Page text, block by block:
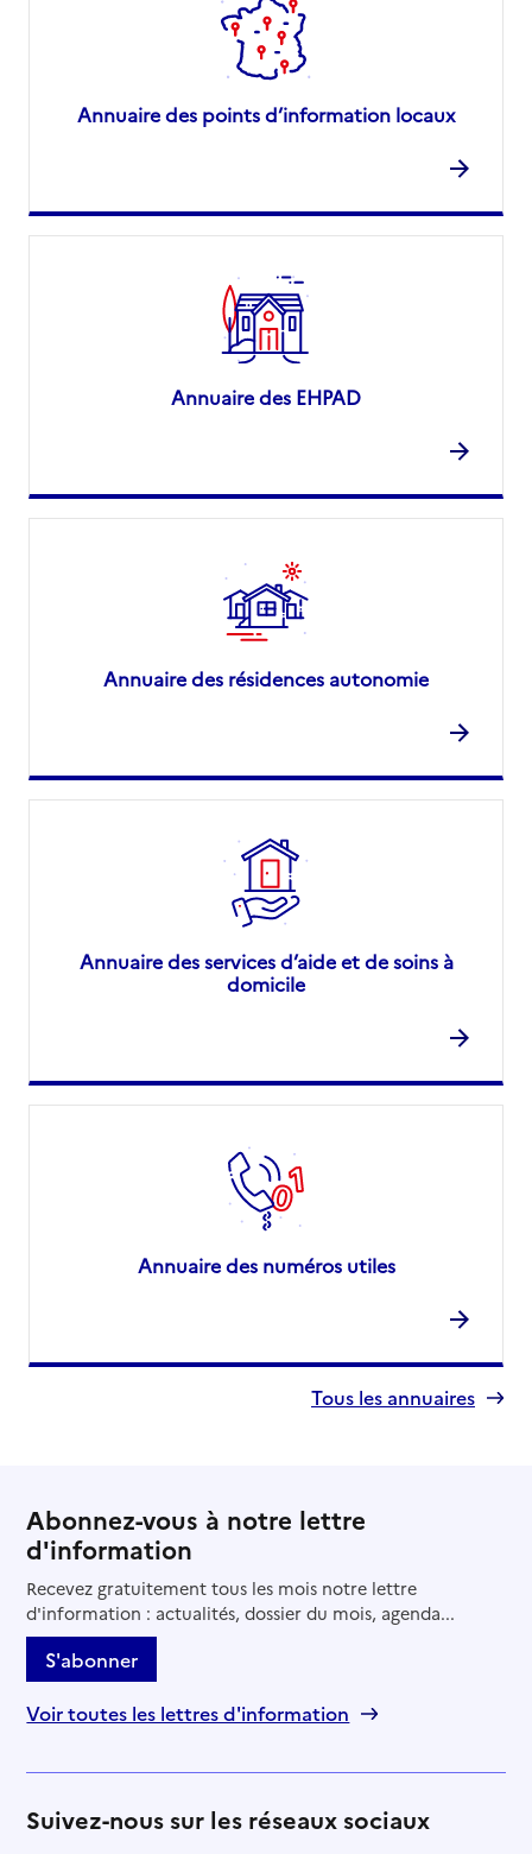
Annuaire des points d’information locaux
Annuaire des EHPAD
Annuaire des résidences autonomie
Annuaire des services d’aide et de soins à
domicile
Annuaire des numéros utiles
Tous les annuaires
Abonnez-vous à notre lettre
d'information
Recevez gratuitement tous les mois notre lettre
d'information : actualités, dossier du mois, agenda...
S'abonner
Voir toutes les lettres d'information
Suivez-nous sur les réseaux sociaux